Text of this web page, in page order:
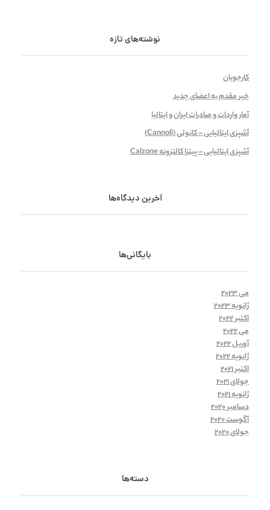
نوشته‌های تازه
کارجویان
خیر مقدم به اعضای جدید
آمار واردات و صادرات ایران و ایتالیا
آشپزی ایتالیایی – کانولی (Cannoli)
آشپزی ایتالیایی – پیتزا کالتزونه Calzone
آخرین دیدگاه‌ها
بایگانی‌ها
می 2023
ژانویه 2023
اکتبر 2022
می 2022
آوریل 2022
ژانویه 2022
اکتبر 2021
جولای 2021
ژانویه 2021
دسامبر 2020
آگوست 2020
جولای 2020
دسته‌ها